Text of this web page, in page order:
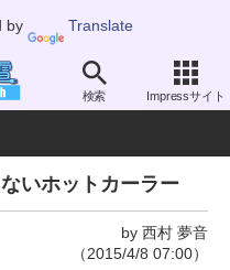
by Translate
検索 Impressサイト
ヘアーアイロン
いホットカーラー
by 西村 夢音
（2015/4/8 07:00）